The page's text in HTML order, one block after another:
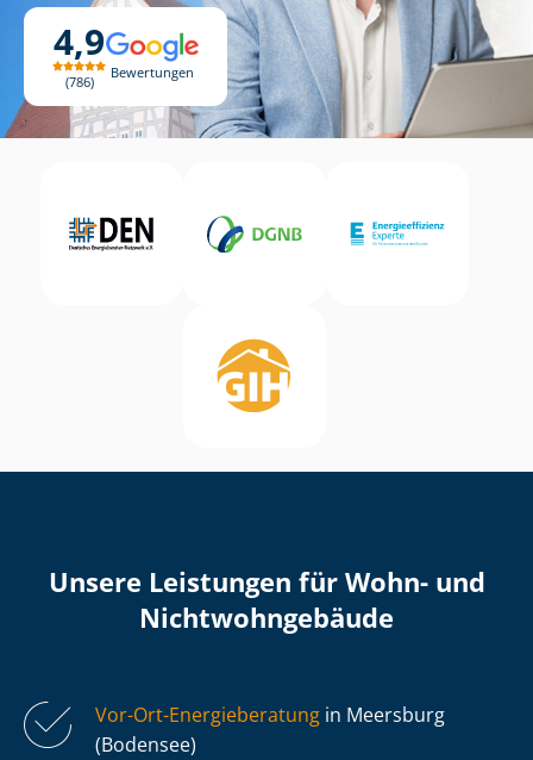
4,9
786
Bewertungen
Unsere Leistungen für Wohn- und
Nicht­wohn­ge­bäu­de
Vor-Ort-Energieberatung in Meersburg
(Bodensee)